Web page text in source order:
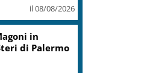
il 08/08/2026
in
di Palermo